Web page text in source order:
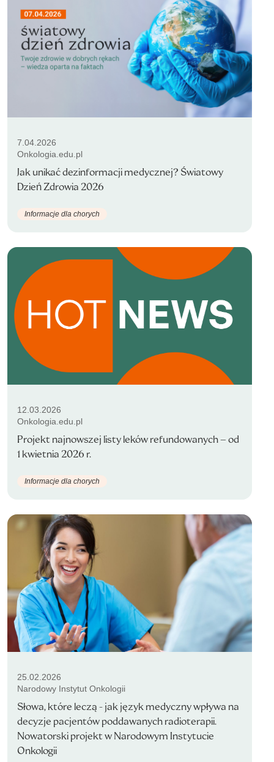
7.04.2026
Onkologia.edu.pl
Jak unikać dezinformacji medycznej? Światowy
Dzień Zdrowia 2026
Informacje dla chorych
12.03.2026
Onkologia.edu.pl
Projekt najnowszej listy leków refundowanych – od
1 kwietnia 2026 r.
Informacje dla chorych
25.02.2026
Narodowy Instytut Onkologii
Słowa, które leczą - jak język medyczny wpływa na
decyzje pacjentów poddawanych radioterapii.
Nowatorski projekt w Narodowym Instytucie
Onkologii